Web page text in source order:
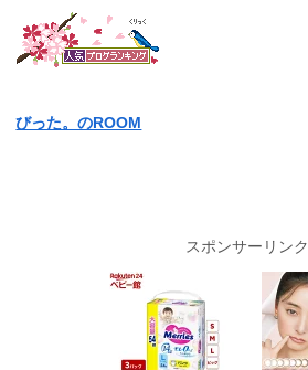
びった。のROOM
スポンサーリンク